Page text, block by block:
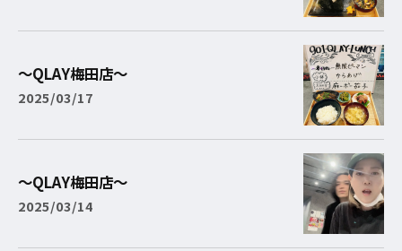
〜QLAY梅田店〜
2025/03/17
〜QLAY梅田店〜
2025/03/14